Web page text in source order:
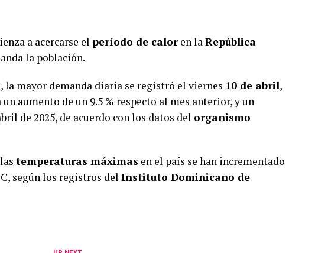
a acercarse el período de caloren laRepública
la población.
mayor demanda diaria se registró el viernes 10 de abril,
aumento de un 9.5 % respecto al mes anterior, y un
de 2025, de acuerdo con los datos del organismo
temperaturas máximas en el país se han incrementado
según los registros del Instituto Dominicano de